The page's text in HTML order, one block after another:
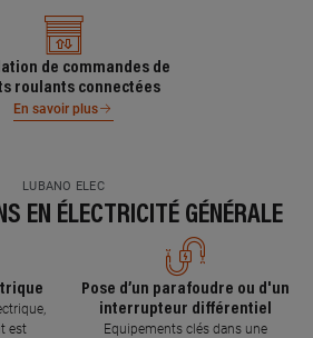
de commandes de
roulants connectées
En savoir plus
LUBANO ELEC
EN ÉLECTRICITÉ GÉNÉRALE
est
Pose d’un parafoudre ou d'un
interrupteur différentiel
Equipements clés dans une